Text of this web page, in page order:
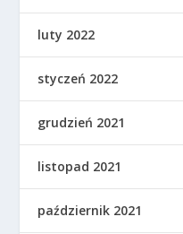
luty 2022
styczeń 2022
grudzień 2021
listopad 2021
październik 2021